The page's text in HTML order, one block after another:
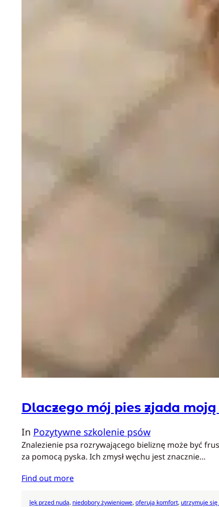
Dlaczego mój pies zjada
In Pozytywne szkolenie psów
Znalezienie psa rozrywającego bieliznę może być
za pomocą pyska. Ich zmysł węchu jest znacznie…
Find out more
lęk przed nudą, niedobory żywieniowe, oferują komfort, utrzymuje